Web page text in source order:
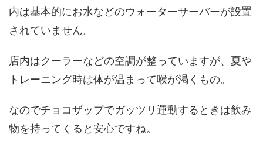
内は基本的にお水などのウォーターサーバーが設置
されていません。
店内はクーラーなどの空調が整っていますが、夏や
トレーニング時は体が温まって喉が渇くもの。
なのでチョコザップでガッツリ運動するときは飲み
物を持ってくると安心ですね。